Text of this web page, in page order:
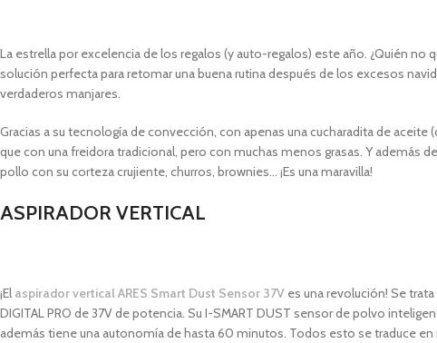
La estrella por excelencia de los regalos (y auto-regalos) este año. ¿Quién no
solución perfecta para retomar una buena rutina después de los excesos
verdaderos manjares.
Gracias a su tecnología de convección, con apenas una cucharadita de
que con una freidora tradicional, pero con muchas menos grasas. Y además
pollo con su corteza crujiente, churros, brownies… ¡Es una maravilla!
ASPIRADOR VERTICAL
¡El aspirador vertical ARES Smart Dust Sensor 37V es una revolución! Se
DIGITAL PRO de 37V de potencia. Su I-SMART DUST sensor de polvo
además tiene una autonomía de hasta 60 minutos. Todos esto se traduce